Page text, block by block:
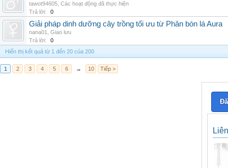
tawot94605 Các hoạt động đã thực hiện
Trả lời:
0
Giải pháp dinh dưỡng cây trồng tối ưu từ Phân bón lá Aura
nana01
Giao lưu
Trả lời:
0
Hiển thị kết quả từ 1 đến 20 của 200
1 2 3 4 5 6 → 10 Tiếp >